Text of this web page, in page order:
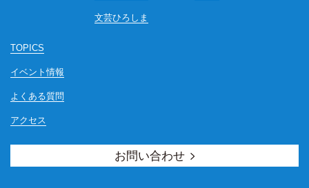
文芸ひろしま
TOPICS
イベント情報
よくある質問
アクセス
お問い合わせ